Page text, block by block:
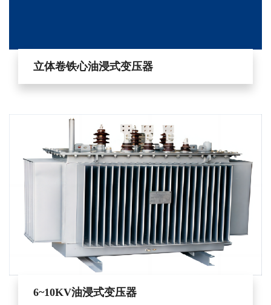
立体卷铁心油浸式变压器
6~10KV油浸式变压器